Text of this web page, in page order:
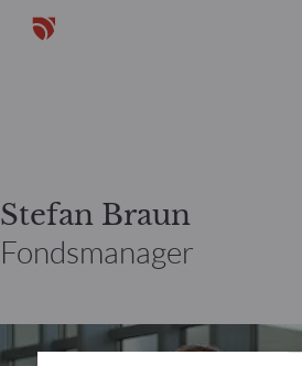
Stefan Braun
Fondsmanager